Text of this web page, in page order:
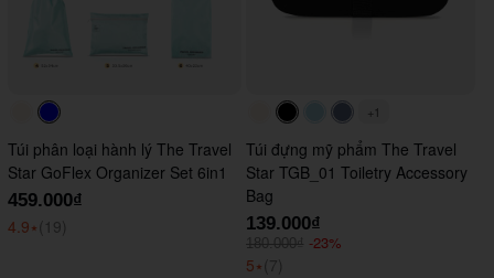
#faf0e6
Túi phân loại hành lý The Travel
Star GoFlex Organizer Set 6in1
459.000₫
4.9⭑ (19)
#faf0e6#000000#ADD8E6
#647290
+1
Túi đựng mỹ phẩm The Travel
Star TGB_01 Toiletry Accessory
Bag
139.000₫
180.000₫ -23%
5⭑ (7)